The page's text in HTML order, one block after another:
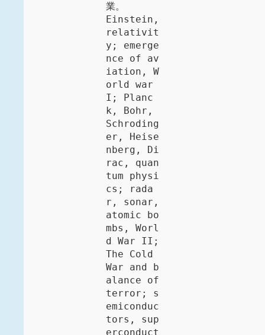
業。
Einstein,
relativit
y; emerge
nce of av
iation, W
orld war
I; Planc
k, Bohr,
Schroding
er, Heise
nberg, Di
rac, quan
tum physi
cs; rada
r, sonar,
atomic bo
mbs, Worl
d War II;
The Cold
War and b
alance of
terror; s
emiconduc
tors, sup
erconduct